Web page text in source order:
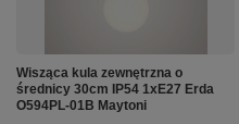
Wisząca kula zewnętrzna o
średnicy 30cm IP54 1xE27 Erda
O594PL-01B Maytoni